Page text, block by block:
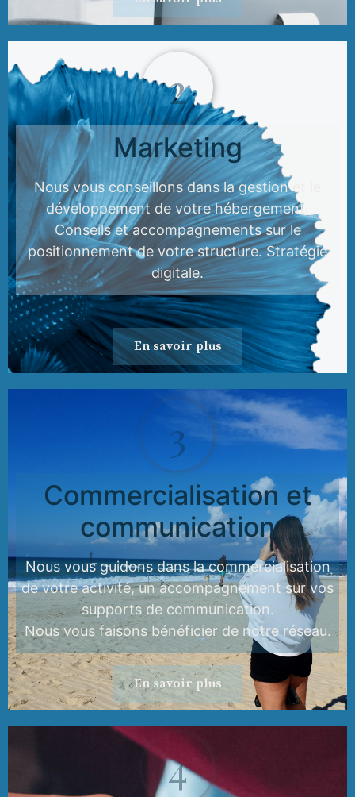
2
Marketing
Nous vous conseillons dans la gestion et le
développement de votre hébergement.
Conseils et accompagnements sur le
positionnement de votre structure. Stratégie
digitale.
En savoir plus
3
Commercialisation et
communication
Nous vous guidons dans la commercialisation
de votre activité, un accompagnement sur vos
supports de communication.
Nous vous faisons bénéficier de notre réseau.
En savoir plus
4